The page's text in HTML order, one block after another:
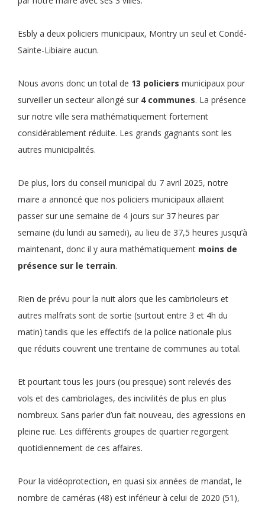
Esbly a deux policiers municipaux, Montry un seul et Condé-
Sainte-Libiaire aucun.
Nous avons donc un total de 13 policiers municipaux pour
surveiller un secteur allongé sur 4 communes. La présence
sur notre ville sera mathématiquement fortement
considérablement réduite. Les grands gagnants sont les
autres municipalités.
De plus, lors du conseil municipal du 7 avril 2025, notre
maire a annoncé que nos policiers municipaux allaient
passer sur une semaine de 4 jours sur 37 heures par
semaine (du lundi au samedi), au lieu de 37,5 heures jusqu’à
maintenant, donc il y aura mathématiquement moins de
présence sur le terrain.
Rien de prévu pour la nuit alors que les cambrioleurs et
autres malfrats sont de sortie (surtout entre 3 et 4h du
matin) tandis que les effectifs de la police nationale plus
que réduits couvrent une trentaine de communes au total.
Et pourtant tous les jours (ou presque) sont relevés des
vols et des cambriolages, des incivilités de plus en plus
nombreux. Sans parler d’un fait nouveau, des agressions en
pleine rue. Les différents groupes de quartier regorgent
quotidiennement de ces affaires.
Pour la vidéoprotection, en quasi six années de mandat, le
nombre de caméras (48) est inférieur à celui de 2020 (51),